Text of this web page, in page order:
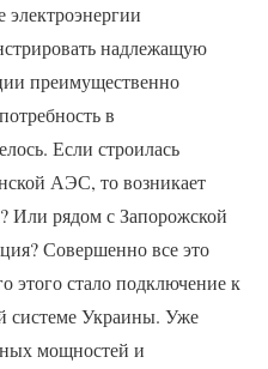
электроэнергии
надлежащую
преимущественно
в
Если строилась
АЭС, то возникает
Или рядом с Запорожской
Совершенно все это
этого стало подключение к
системе Украины. Уже
мощностей и